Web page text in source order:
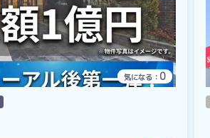
気になる： 0